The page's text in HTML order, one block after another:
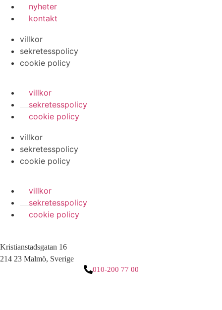
nyheter
kontakt
villkor
sekretesspolicy
cookie policy
villkor
sekretesspolicy
cookie policy
villkor
sekretesspolicy
cookie policy
villkor
sekretesspolicy
cookie policy
Kristianstadsgatan 16
214 23 Malmö, Sverige
010-200 77 00